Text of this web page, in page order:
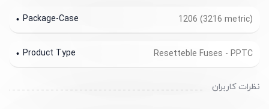
1206 (3216 metric)
Package-Case
Resetteble Fuses - PPTC
Product Type
نظرات کاربران